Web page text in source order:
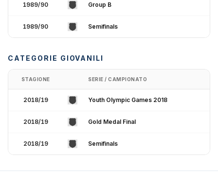
1989/90 Group B
1989/90 Semifinals
CATEGORIE GIOVANILI
STAGIONE SERIE / CAMPIONATO
2018/19 Youth Olympic Games 2018
2018/19 Gold Medal Final
2018/19 Semifinals